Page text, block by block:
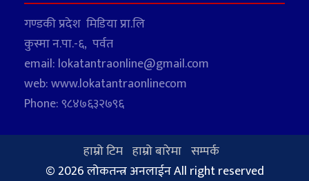
गण्डकी प्रदेश मिडिया प्रा.लि
कुस्मा न.पा.-६, पर्वत
email: lokatantraonline@gmail.com
web: www.lokatantraonlinecom
Phone: ९८४७६३२७९६
हाम्रो टिम हाम्रो बारेमा सम्पर्क
© 2026 लोकतन्त्र अनलाईन All right reserved